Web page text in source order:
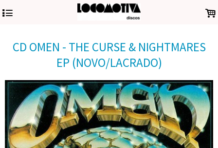
4 .
CD OMEN - THE CURSE & NIGHTMARES
EP (NOVO/LACRADO)